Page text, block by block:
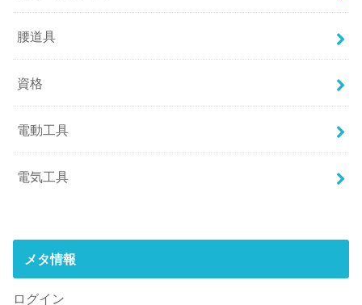
腰道具
資格
電動工具
電気工具
メタ情報
ログイン